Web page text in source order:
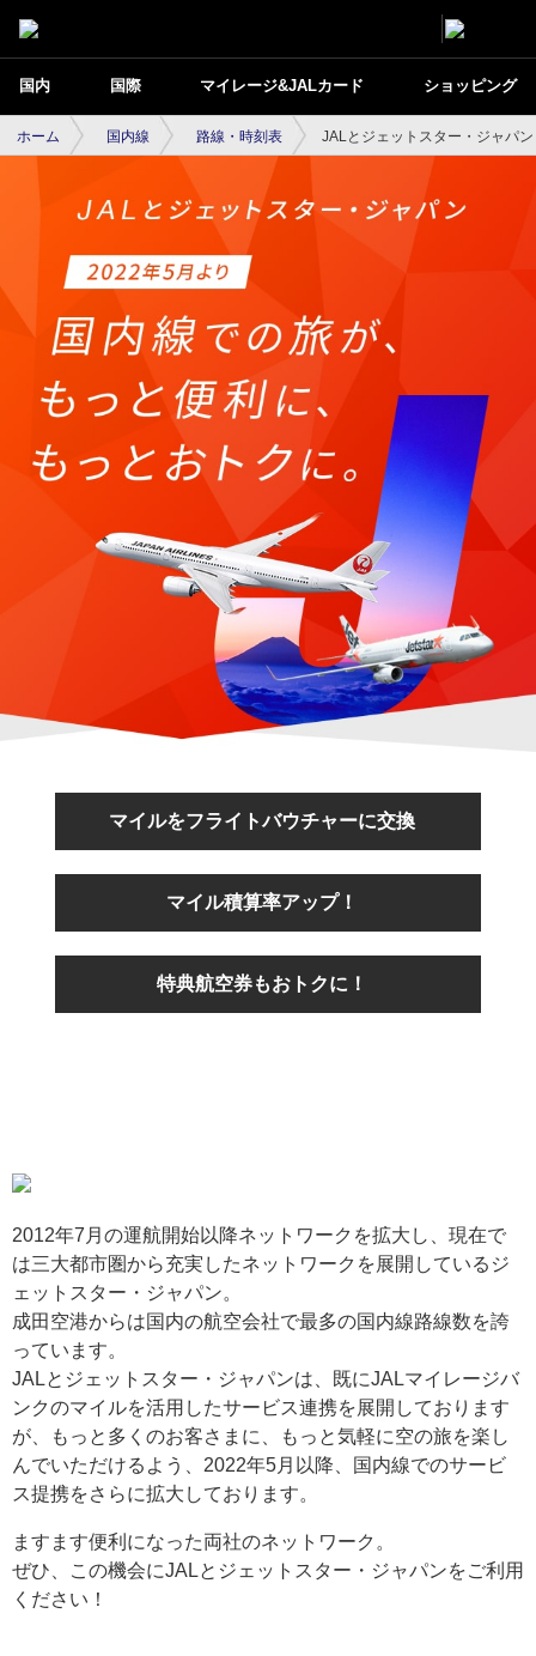
国内 国際 マイレージ&JALカード ショッピング
ホーム 国内線 路線・時刻表 JALとジェットスター・ジャパ
マイルをフライトバウチャーに交換
マイル積算率アップ！
特典航空券もおトクに！
2012年7月の運航開始以降ネットワークを拡大し、現在で
は三大都市圏から充実したネットワークを展開しているジ
ェットスター・ジャパン。
成田空港からは国内の航空会社で最多の国内線路線数を誇
っています。
JALとジェットスター・ジャパンは、既にJALマイレージバ
ンクのマイルを活用したサービス連携を展開しております
が、もっと多くのお客さまに、もっと気軽に空の旅を楽し
んでいただけるよう、2022年5月以降、国内線でのサービ
ス提携をさらに拡大しております。
ますます便利になった両社のネットワーク。
ぜひ、この機会にJALとジェットスター・ジャパンをご利用
ください！